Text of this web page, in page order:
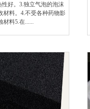
好。3.独立气泡的泡沫
材料。4.不受各种药物影
材料5.在......